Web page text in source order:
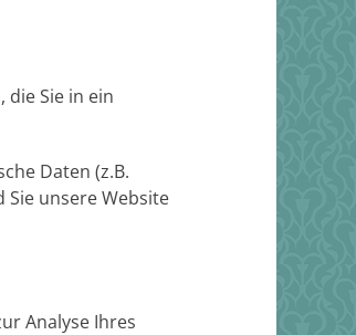
die Sie in ein
Daten (z.B.
unsere Website
Analyse Ihres